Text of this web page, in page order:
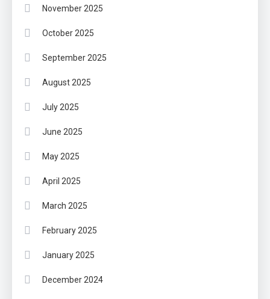
November 2025
October 2025
September 2025
August 2025
July 2025
June 2025
May 2025
April 2025
March 2025
February 2025
January 2025
December 2024